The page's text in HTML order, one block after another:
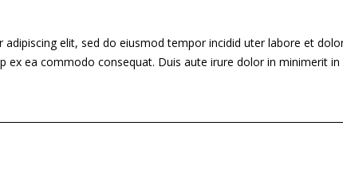
elit, sed do eiusmod tempor incidid uter labore et
ex ea commodo consequat. Duis aute irure dolor in minimerit